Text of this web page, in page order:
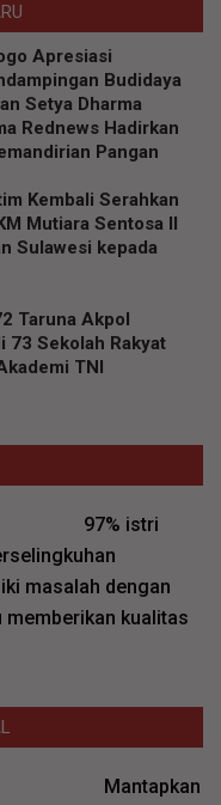
Apresiasi
Budidaya
Setya Dharma
Rednews Hadirkan
Pangan
Kembali Serahkan
Mutiara Sentosa II
Sulawesi kepada
Taruna Akpol
73 Sekolah Rakyat
TNI
97% istri
masalah dengan
memberikan kualitas
Mantapkan